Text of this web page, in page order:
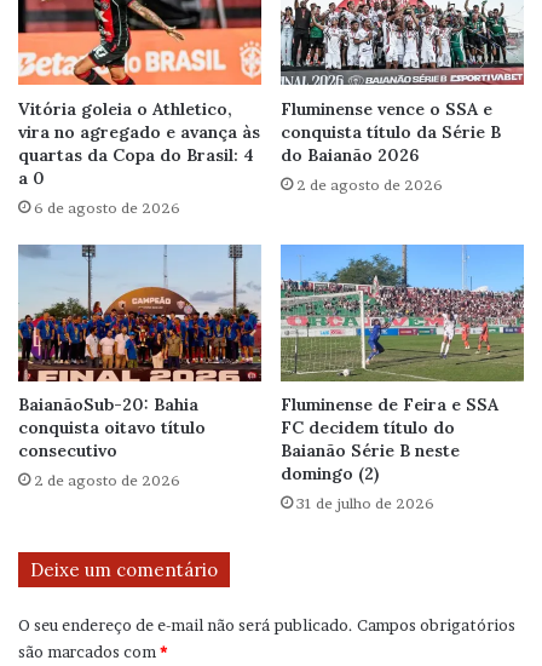
Vitória goleia o Athletico,
vira no agregado e avança às
quartas da Copa do Brasil: 4
a 0
6 de agosto de 2026
Fluminense vence o SSA e
conquista título da Série B
do Baianão 2026
2 de agosto de 2026
BaianãoSub-20: Bahia
conquista oitavo título
consecutivo
2 de agosto de 2026
Fluminense de Feira e SSA
FC decidem título do
Baianão Série B neste
domingo (2)
31 de julho de 2026
Deixe um comentário
O seu endereço de e-mail não será publicado. Campos obrigatórios
são marcados com*